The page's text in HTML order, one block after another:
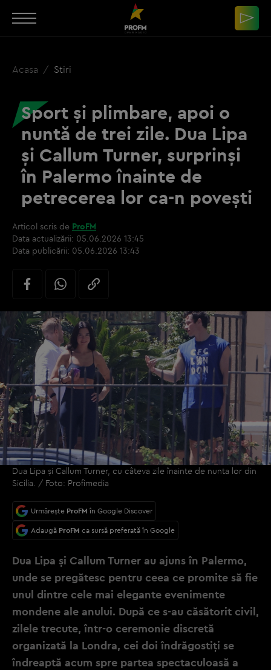
Acasa Stiri
Sport și plimbare, apoi o
nuntă de trei zile. Dua Lipa
și Callum Turner, surprinși
în Palermo înainte de
petrecerea lor ca-n povești
Articol scris de ProFM
Data actualizării: 05.06.2026 13:45
Data publicării: 05.06.2026 13:43
Dua Lipa și Callum Turner, cu câteva zile înainte de nunta lor din
Sicilia. / Foto: Profimedia
Urmărește ProFM în Google Discover
Adaugă ProFM ca sursă preferată în Google
Dua Lipa și Callum Turner au ajuns în Palermo,
unde se pregătesc pentru ceea ce promite să fie
unul dintre cele mai elegante evenimente
mondene ale anului. După ce s-au căsătorit civil,
zilele trecute, într-o ceremonie discretă
organizată la Londra, cei doi îndrăgostiți se
îndreaptă acum spre partea spectaculoasă a